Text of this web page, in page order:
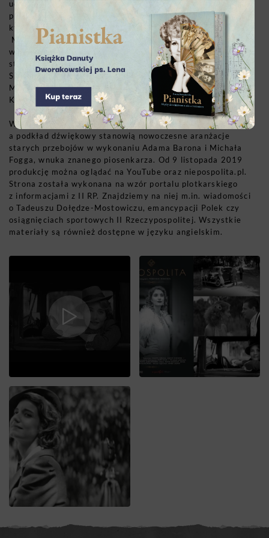
uczuciu, wielkości i entuzjazmie tamtych czasów. Film
prezentuje historię pisarza Tadeusza Dołęgi-Mostowicza,
który w 1939 roku na polecenie potentata wydawniczego –
Melchiora Wańkowicza, wyrusza z asystentką Dianą
w podróż po Polsce, by dla właśnie powstającej telewizji
stworzyć reportaż o najbardziej wpływowych ludziach.
Spotyka się m.in. z tak wybitnymi postaciami jak święty
Maksymilian Maria Kolbe, Janusz Kusociński i Eugeniusz
Kwiatkowski.
W filmie nie brakuje scen o charakterze humorystycznym,
a podkład dźwiękowy stanowią nowoczesne aranżacje
starych przebojów w wykonaniu Adama Barona i Michała
Fogga, wnuka znanego piosenkarza. Od 9 listopada 2019
produkcję można oglądać na YouTube oraz niepospolita.pl.
Strona została wykonana na wzór portalu plotkarskiego
z informacjami z II RP. Znajdziemy na niej m.in. wiadomości
o Tadeuszu Dołędze-Mostowiczu, emancypacji Polek czy
osiągnięciach sportowych II Rzeczypospolitej. Wszystkie
materiały są również dostępne w języku angielskim.